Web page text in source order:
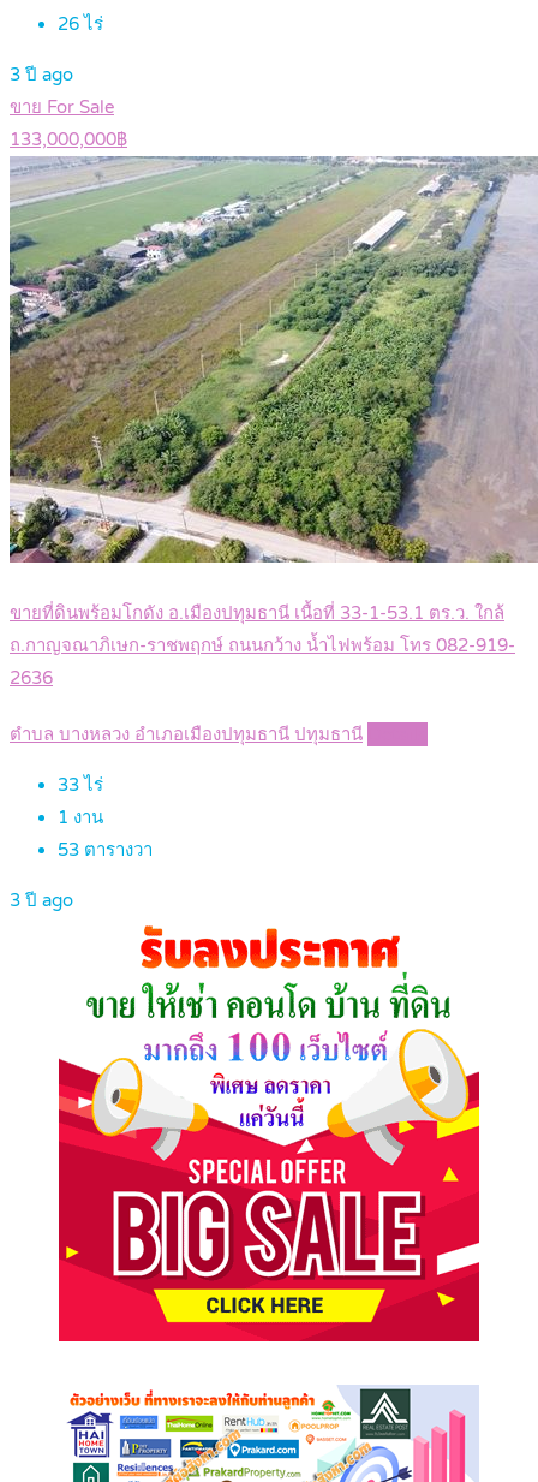
26ไร่
3 ปี ago
ขาย For Sale
133,000,000฿
ขายที่ดินพร้อมโกดัง อ.เมืองปทุมธานี เนื้อที่ 33-1-53.1 ตร.ว. ใกล้
ถ.กาญจณาภิเษก-ราชพฤกษ์ ถนนกว้าง น้ำไฟพร้อม โทร 082-919-
2636
ตำบล บางหลวง อำเภอเมืองปทุมธานี ปทุมธานี
33ไร่
1 งาน
53 ตารางวา
3 ปี ago